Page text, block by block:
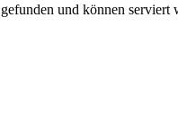
und können serviert